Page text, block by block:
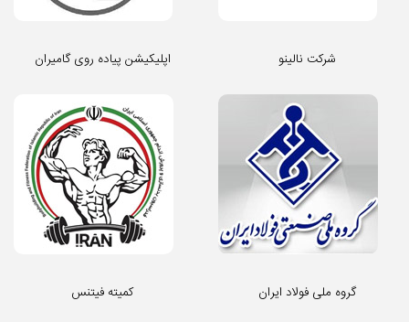
اپلیکیشن پیاده روی گامیران شرکت نالینو
کمیته فیتنس گروه ملی فولاد ایران